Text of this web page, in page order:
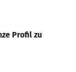
Profil zu